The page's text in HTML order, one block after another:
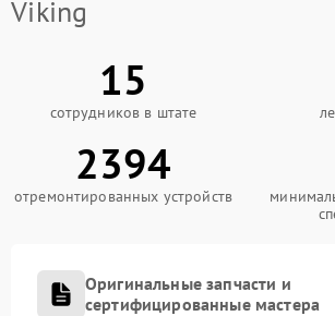
Viking
15
сотрудников в штате
2394
отремонтированных устройств
Оригинальные запчасти и
сертифицированные мастера